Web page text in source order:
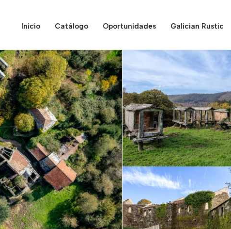
Inicio Catálogo Oportunidades Galician Rustic